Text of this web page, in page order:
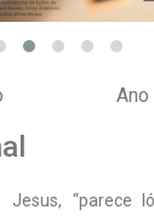
Ano
“parece